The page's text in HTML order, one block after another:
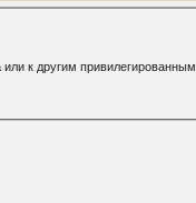
к другим привилегированным